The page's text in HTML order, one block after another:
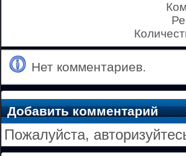
Нет комментариев.
Добавить комментарий
Пожалуйста,